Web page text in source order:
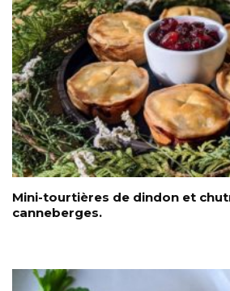
Mini-tourtières de dindon et
canneberges.